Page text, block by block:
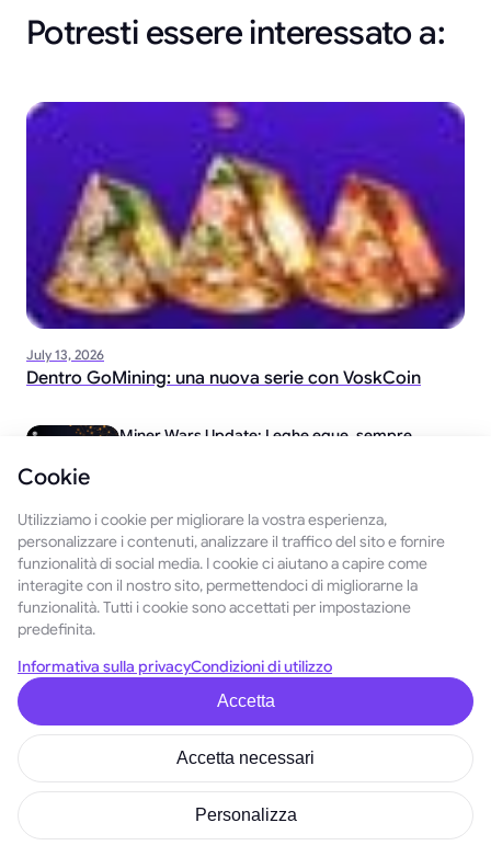
Potresti essere interessato a:
July 13, 2026
Dentro GoMining: una nuova serie con VoskCoin
Miner Wars Update: Leghe eque, sempre
January 24, 2026
Le 5 migliori e peggiori previsioni sul prezzo di
Pepe Coin (PEPE) per il 2026
Come guadagnare dalla caccia alle balene
crypto
INFORMAZIONI A RIGUARDO
GoMining
PRODOTTI
Miner Digitali
Cookie
Utilizziamo i cookie per migliorare la vostra esperienza,
personalizzare i contenuti, analizzare il traffico del sito e fornire
funzionalità di social media. I cookie ci aiutano a capire come
interagite con il nostro sito, permettendoci di migliorarne la
funzionalità. Tutti i cookie sono accettati per impostazione
predefinita.
Informativa sulla privacyCondizioni di utilizzo
Accetta
Accetta necessari
Personalizza